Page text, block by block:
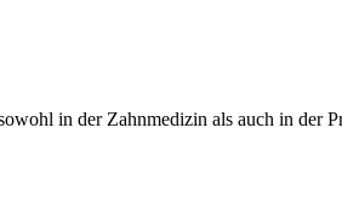
in der Zahnmedizin als auch in der